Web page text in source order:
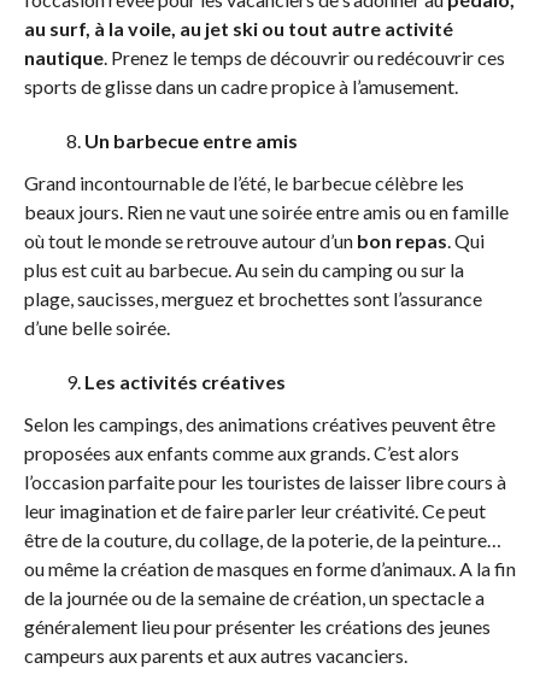
au surf, à la voile, au jet ski ou tout autre activité
nautique. Prenez le temps de découvrir ou redécouvrir ces
sports de glisse dans un cadre propice à l’amusement.
Un barbecue entre amis
Grand incontournable de l’été, le barbecue célèbre les
beaux jours. Rien ne vaut une soirée entre amis ou en famille
où tout le monde se retrouve autour d’un bon repas. Qui
plus est cuit au barbecue. Au sein du camping ou sur la
plage, saucisses, merguez et brochettes sont l’assurance
d’une belle soirée.
Les activités créatives
Selon les campings, des animations créatives peuvent être
proposées aux enfants comme aux grands. C’est alors
l’occasion parfaite pour les touristes de laisser libre cours à
leur imagination et de faire parler leur créativité. Ce peut
être de la couture, du collage, de la poterie, de la peinture…
ou même la création de masques en forme d’animaux. A la fin
de la journée ou de la semaine de création, un spectacle a
généralement lieu pour présenter les créations des jeunes
campeurs aux parents et aux autres vacanciers.